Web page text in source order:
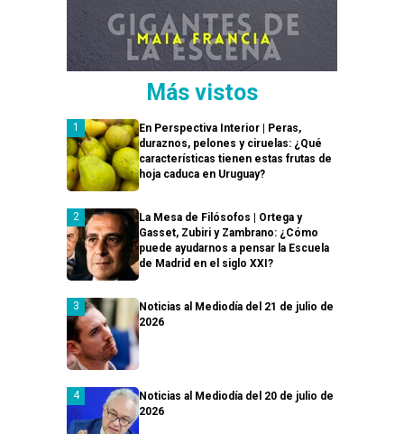
Más vistos
En Perspectiva Interior | Peras,
duraznos, pelones y ciruelas: ¿Qué
características tienen estas frutas de
hoja caduca en Uruguay?
La Mesa de Filósofos | Ortega y
Gasset, Zubiri y Zambrano: ¿Cómo
puede ayudarnos a pensar la Escuela
de Madrid en el siglo XXI?
Noticias al Mediodía del 21 de julio de
2026
Noticias al Mediodía del 20 de julio de
2026